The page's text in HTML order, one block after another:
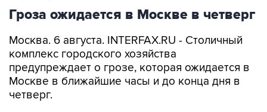
Гроза ожидается в Москве в четверг
Москва. 6 августа. INTERFAX.RU - Столичный
комплекс городского хозяйства
предупреждает о грозе, которая ожидается в
Москве в ближайшие часы и до конца дня в
четверг.